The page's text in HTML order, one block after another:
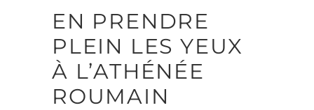
EN PRENDRE
PLEIN LES YEUX
À L’ATHÉNÉE
ROUMAIN